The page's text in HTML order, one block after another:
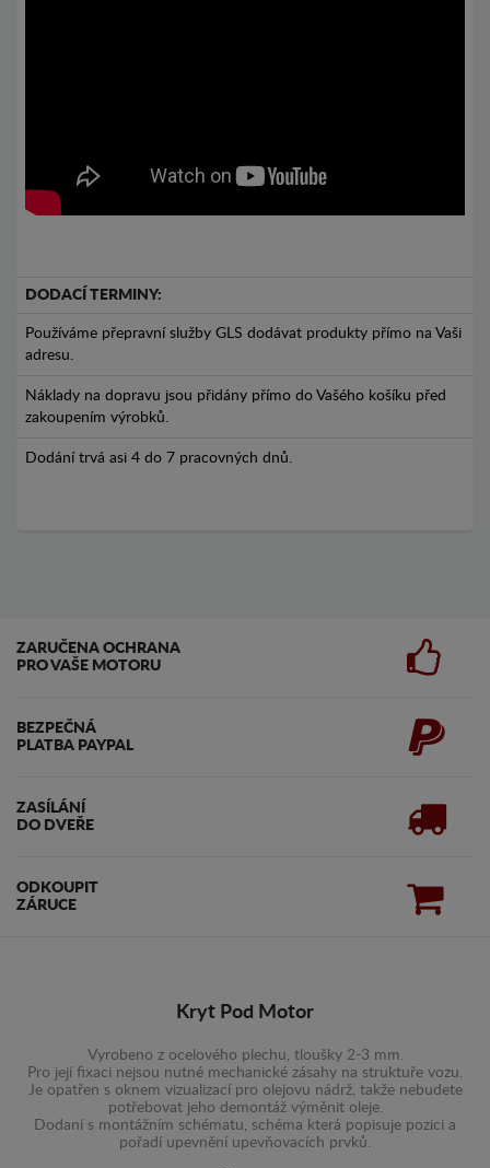
DODACÍ TERMINY:
Používáme přepravní služby GLS dodávat produkty přímo na Vaši
adresu.
Náklady na dopravu jsou přidány přímo do Vašého košíku před
zakoupením výrobků.
Dodání trvá asi 4 do 7 pracovných dnů.
ZARUČENA OCHRANA
PRO VAŠE MOTORU
BEZPEČNÁ
PLATBA PAYPAL
ZASÍLÁNÍ
DO DVEŘE
ODKOUPIT
ZÁRUCE
Kryt Pod Motor
Vyrobeno z ocelového plechu, tloušky 2-3 mm.
Pro její fixaci nejsou nutné mechanické zásahy na struktuře vozu.
Je opatřen s oknem vizualizací pro olejovu nádrž, takže nebudete
potřebovat jeho demontáž výměnit oleje.
Dodaní s montážním schématu, schéma která popisuje pozici a
pořadí upevnění upevňovacích prvků.